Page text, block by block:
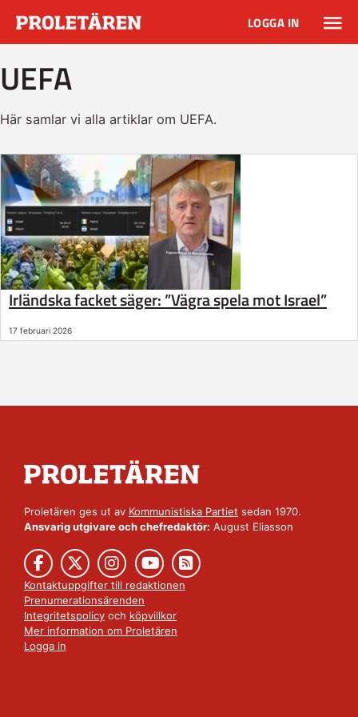
LOGGA IN
UEFA
Här samlar vi alla artiklar om UEFA.
Irländska facket säger: ”Vägra spela mot Israel”
17 februari 2026
Proletären ges ut av Kommunistiska Partiet sedan 1970.
Ansvarig utgivare och chefredaktör: August Eliasson
Kontaktuppgifter till redaktionen
Prenumerationsärenden
Integritetspolicy och köpvillkor
Mer information om Proletären
Logga in